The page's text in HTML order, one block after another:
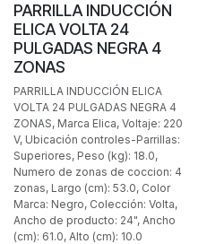
PARRILLA INDUCCIÓN
ELICA VOLTA 24
PULGADAS NEGRA 4
ZONAS
PARRILLA INDUCCIÓN ELICA
VOLTA 24 PULGADAS NEGRA 4
ZONAS, Marca Elica, Voltaje: 220
V, Ubicación controles-Parrillas:
Superiores, Peso (kg): 18.0,
Numero de zonas de coccion: 4
zonas, Largo (cm): 53.0, Color
Marca: Negro, Colección: Volta,
Ancho de producto: 24", Ancho
(cm): 61.0, Alto (cm): 10.0